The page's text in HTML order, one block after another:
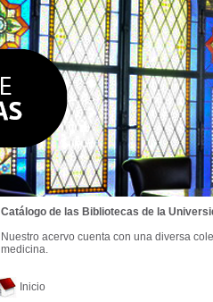
Inicio
Catálogo de las Bibliotecas de la
Nuestro acervo cuenta con una diversa
medicina.